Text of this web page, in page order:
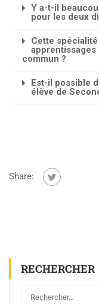
Y a-t-il
pour les deux
Cette
commun ?
Est-il possible
élève de
Share:
RECHERCHER